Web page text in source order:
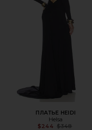
ПЛАТЬЕ HEIDI
Helsa
$244 Previous price:
$348